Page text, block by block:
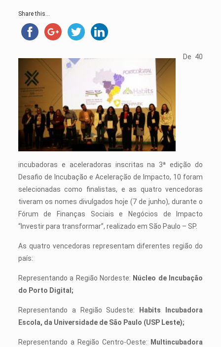
Share this...
De 40
incubadoras e aceleradoras inscritas na 3ª edição do
Desafio de Incubação e Aceleração de Impacto, 10 foram
selecionadas como finalistas, e as quatro vencedoras
tiveram os nomes divulgados hoje (7 de junho), durante o
Fórum de Finanças Sociais e Negócios de Impacto
“Investir para transformar”, realizado em São Paulo – SP.
As quatro vencedoras representam diferentes região do
país:
Representando a Região Nordeste: Núcleo de Incubação
do Porto Digital;
Representando a Região Sudeste:
Habits Incubadora
Escola, da Universidade de São Paulo (USP Leste);
Representando a Região Centro-Oeste:
Multincubadora